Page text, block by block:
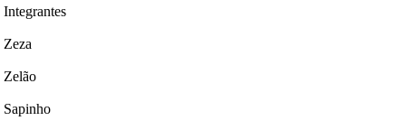
Integrantes
Zeza
Zelão
Sapinho